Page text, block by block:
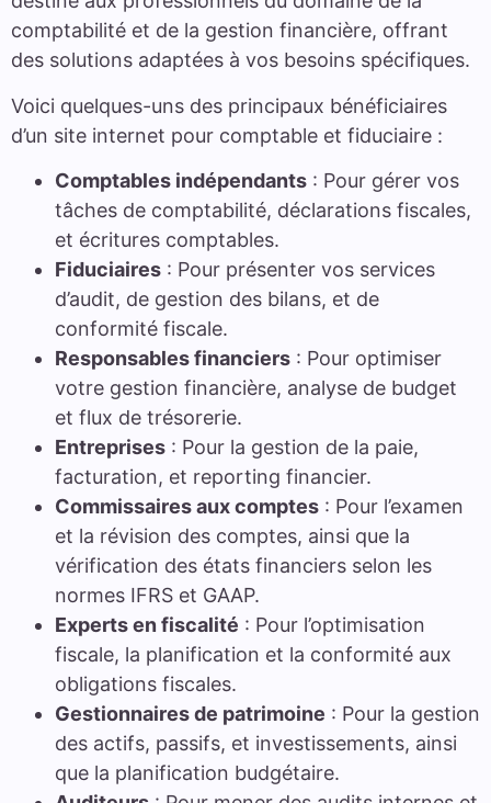
comptabilité et de la gestion financière, offrant
des solutions adaptées à vos besoins spécifiques.
Voici quelques-uns des principaux bénéficiaires
d’un site internet pour comptable et fiduciaire :
Comptables indépendants : Pour gérer vos
tâches de comptabilité, déclarations fiscales,
et écritures comptables.
Fiduciaires : Pour présenter vos services
d’audit, de gestion des bilans, et de
conformité fiscale.
Responsables financiers : Pour optimiser
votre gestion financière, analyse de budget
et flux de trésorerie.
Entreprises : Pour la gestion de la paie,
facturation, et reporting financier.
Commissaires aux comptes : Pour l’examen
et la révision des comptes, ainsi que la
vérification des états financiers selon les
normes IFRS et GAAP.
Experts en fiscalité : Pour l’optimisation
fiscale, la planification et la conformité aux
obligations fiscales.
Gestionnaires de patrimoine : Pour la gestion
des actifs, passifs, et investissements, ainsi
que la planification budgétaire.